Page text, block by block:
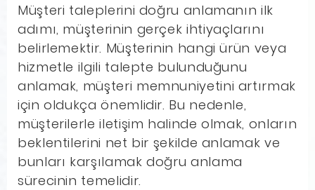
Müşteri taleplerini doğru anlamanın ilk
adımı, müşterinin gerçek ihtiyaçlarını
belirlemektir. Müşterinin hangi ürün veya
hizmetle ilgili talepte bulunduğunu
anlamak, müşteri memnuniyetini artırmak
için oldukça önemlidir. Bu nedenle,
müşterilerle iletişim halinde olmak, onların
beklentilerini net bir şekilde anlamak ve
bunları karşılamak doğru anlama
sürecinin temelidir.